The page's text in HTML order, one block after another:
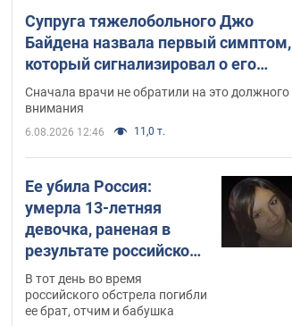
Супруга тяжелобольного Джо
Байдена назвала первый симптом,
который сигнализировал о его
"агрессивном" раке
Сначала врачи не обратили на это должного
внимания
6.08.2026 12:46 11,0 т.
Ее убила Россия:
умерла 13-летняя
девочка, раненая в
результате российской
атаки на Сумскую
область. Фото
В тот день во время
российского обстрела погибли
ее брат, отчим и бабушка